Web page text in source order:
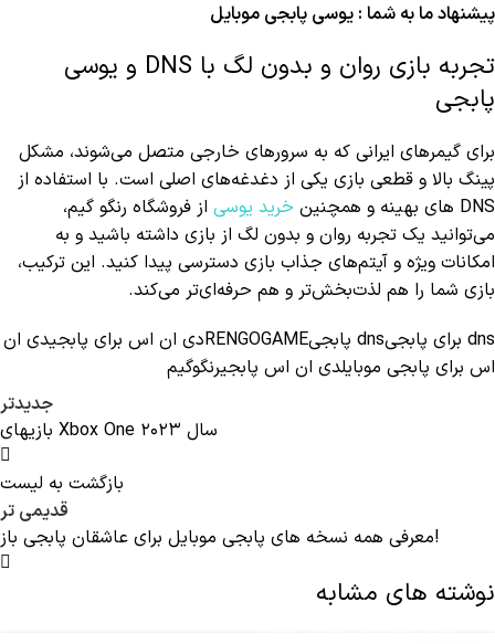
پیشنهاد ما به شما : یوسی پابجی موبایل
تجربه بازی روان و بدون لگ با DNS و یوسی
پابجی
برای گیمرهای ایرانی که به سرورهای خارجی متصل می‌شوند، مشکل
پینگ بالا و قطعی بازی یکی از دغدغه‌های اصلی است. با استفاده از
DNS های بهینه و همچنین
خرید یوسی از فروشگاه رنگو گیم،
می‌توانید یک تجربه روان و بدون لگ از بازی داشته باشید و به
امکانات ویژه و آیتم‌های جذاب بازی دسترسی پیدا کنید. این ترکیب،
بازی شما را هم لذت‌بخش‌تر و هم حرفه‌ای‌تر می‌کند.
dns برای پابجی
dns پابجی RENGOGAMEدی ان اس برای پابجیدی ان
اس برای پابجی موبایلدی ان اس پابجیرنگوگیم
جدیدتر
بازیهای Xbox One سال ۲۰۲۳
بازگشت به لیست
قدیمی تر
معرفی همه نسخه های پابجی موبایل برای عاشقان پابجی باز!
نوشته های مشابه